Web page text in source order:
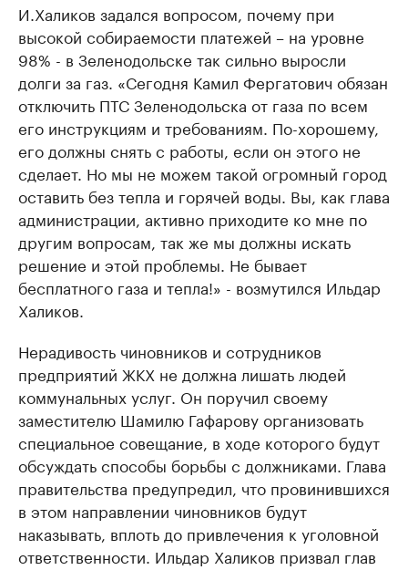
И.Халиков задался вопросом, почему при
высокой собираемости платежей – на уровне
98% - в Зеленодольске так сильно выросли
долги за газ. «Сегодня Камил Фергатович обязан
отключить ПТС Зеленодольска от газа по всем
его инструкциям и требованиям. По-хорошему,
его должны снять с работы, если он этого не
сделает. Но мы не можем такой огромный город
оставить без тепла и горячей воды. Вы, как глава
администрации, активно приходите ко мне по
другим вопросам, так же мы должны искать
решение и этой проблемы. Не бывает
бесплатного газа и тепла!» - возмутился Ильдар
Халиков.
Нерадивость чиновников и сотрудников
предприятий ЖКХ не должна лишать людей
коммунальных услуг. Он поручил своему
заместителю Шамилю Гафарову организовать
специальное совещание, в ходе которого будут
обсуждать способы борьбы с должниками. Глава
правительства предупредил, что провинившихся
в этом направлении чиновников будут
наказывать, вплоть до привлечения к уголовной
ответственности. Ильдар Халиков призвал глав